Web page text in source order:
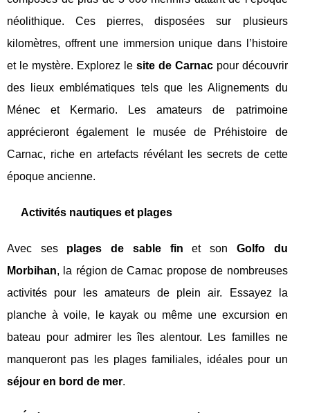
néolithique. Ces pierres, disposées sur plusieurs
kilomètres, offrent une immersion unique dans l’histoire
et le mystère. Explorez le site de Carnacpour découvrir
des lieux emblématiques tels que les Alignements du
Ménec et Kermario. Les amateurs de patrimoine
apprécieront également le musée de Préhistoire de
Carnac, riche en artefacts révélant les secrets de cette
époque ancienne.
Activités nautiques et plages
Avec ses plages de sable fin et son Golfo du
Morbihan, la région de Carnac propose de nombreuses
activités pour les amateurs de plein air. Essayez la
planche à voile, le kayak ou même une excursion en
bateau pour admirer les îles alentour. Les familles ne
manqueront pas les plages familiales, idéales pour un
séjour en bord de mer.